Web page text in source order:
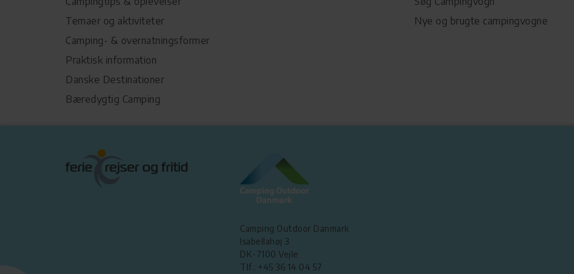
Temaer og aktiviteter
Camping- & overnatningsformer
Praktisk information
Danske Destinationer
Bæredygtig Camping
Nye og brugte campingvogne
Camping Outdoor Danmark
Isabellahøj 3
DK-7100 Vejle
Tlf.: +45 36 14 04 57